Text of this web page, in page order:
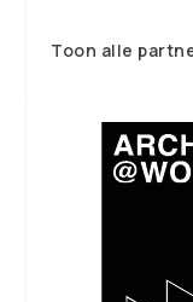
Toon alle